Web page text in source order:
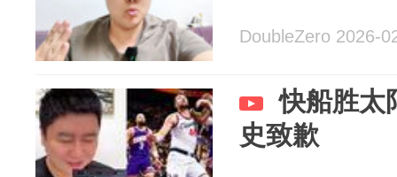
DoubleZero 2026-
快船胜太
史致歉